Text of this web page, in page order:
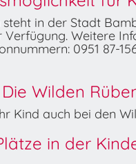
in der Stadt
Weitere
0951 87-
Wilden
Kind auch bei den
in der